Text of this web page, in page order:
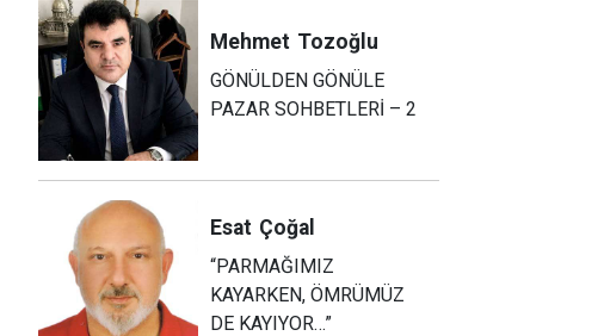
Mehmet Tozoğlu
GÖNÜLDEN GÖNÜLE
PAZAR SOHBETLERİ – 2
Esat Çoğal
“PARMAĞIMIZ
KAYARKEN, ÖMRÜMÜZ
DE KAYIYOR…”